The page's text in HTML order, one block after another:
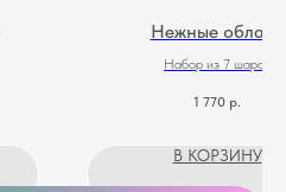
Нежные облака
Набор из 7 шаров
1 770 р.
В КОРЗИНУ